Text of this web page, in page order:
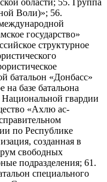
области; 55. Группа
Воли)»; 56.
государство»
структурное
батальон «Донбасс»
базе батальона
гвардии
«Ахлю ас-
по Республике
созданная в
свободных
подразделения; 61.
специального